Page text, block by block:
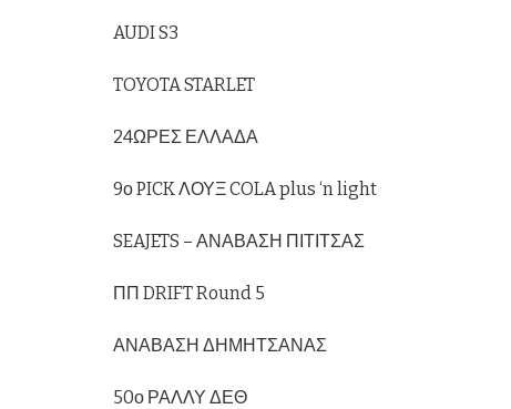
AUDI S3
TOYOTA STARLET
24ΩΡΕΣ ΕΛΛΑΔΑ
9ο PICK ΛΟΥΞ COLA plus ‘n light
SEAJETS – ΑΝΑΒΑΣΗ ΠΙΤΙΤΣΑΣ
ΠΠ DRIFT Round 5
ΑΝΑΒΑΣΗ ΔΗΜΗΤΣΑΝΑΣ
50ο ΡΑΛΛΥ ΔΕΘ